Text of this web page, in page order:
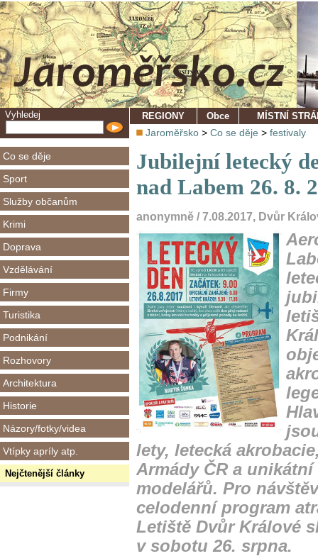
Vyhledej
Co se děje
Sport
Služby občanům
Krimi
Doprava
Vzdělávání
Firmy
Turistika
Podnikání
Rozhovory
Architektura
Historie
Názory/fotky/videa
Vtípky apríly atp.
Nejčtenější články
REGIONY Obce MÍSTNÍ
Jaroměřsko > Co se děje > festivaly
Jubilejní letecký
nad Labem 26. 8.
anonymně / 7.08.2017, Dvůr
lety, letecká
Armády ČR a
modelářů. Pro
celodenní program
Letiště Dvůr Králové
v sobotu 26. srpna.